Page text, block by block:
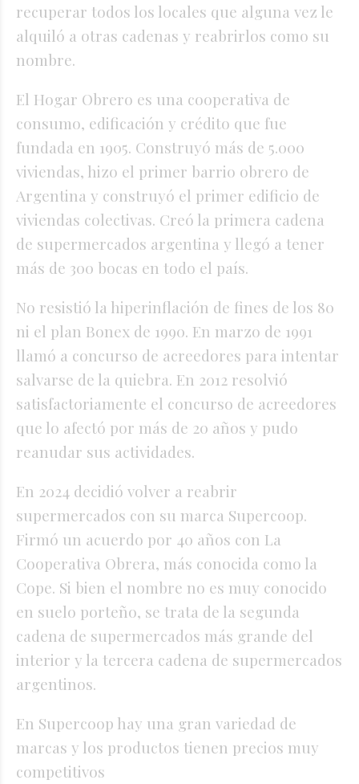
recuperar todos los locales que alguna vez le
alquiló a otras cadenas y reabrirlos como su
nombre.
El Hogar Obrero es una cooperativa de
consumo, edificación y crédito que fue
fundada en 1905. Construyó más de 5.000
viviendas, hizo el primer barrio obrero de
Argentina y construyó el primer edificio de
viviendas colectivas. Creó la primera cadena
de supermercados argentina y llegó a tener
más de 300 bocas en todo el país.
No resistió la hiperinflación de fines de los 80
ni el plan Bonex de 1990. En marzo de 1991
llamó a concurso de acreedores para intentar
salvarse de la quiebra. En 2012 resolvió
satisfactoriamente el concurso de acreedores
que lo afectó por más de 20 años y pudo
reanudar sus actividades.
En 2024 decidió volver a reabrir
supermercados con su marca Supercoop.
Firmó un acuerdo por 40 años con La
Cooperativa Obrera, más conocida como la
Cope. Si bien el nombre no es muy conocido
en suelo porteño, se trata de la segunda
cadena de supermercados más grande del
interior y la tercera cadena de supermercados
argentinos.
En Supercoop hay una gran variedad de
marcas y los productos tienen precios muy
competitivos